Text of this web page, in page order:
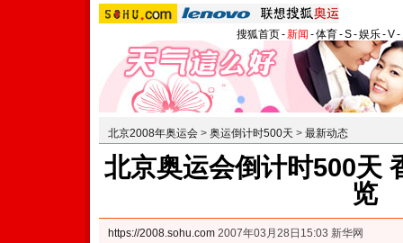
搜狐首页-新闻 -体育-S-娱乐-V-
北京2008年奥运会 > 奥运倒计时500天 > 最新动态
北京奥运会倒计时500天
览
https://2008.sohu.com 2007年03月28日15:03 新华网